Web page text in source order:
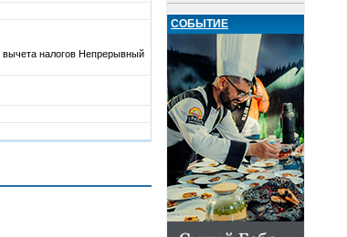
вычета налогов Непрерывный
СОБЫТИЕ